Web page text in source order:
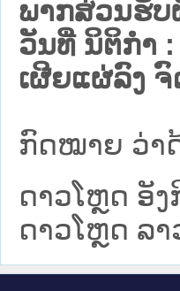
ພາກສ່ວນຮັ
ວັນທີ່ ນິຕິກໍາ :
ເຜີຍແຜ່ລົງ
ກົດໝາຍ ວ່າ
ດາວໂຫຼດ ອັງ
ດາວໂຫຼດ ລາ